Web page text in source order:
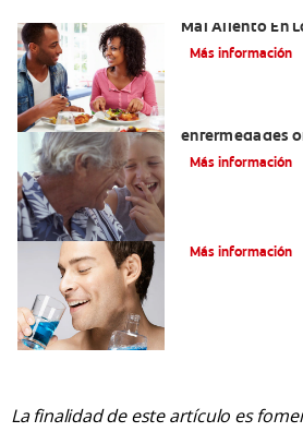
Mal Aliento En
Más información
enfermedades
Más información
Más información
La finalidad de este artículo es